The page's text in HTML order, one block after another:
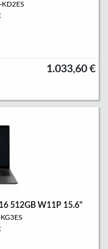
1.033,60 €
512GB W11P 15.6"